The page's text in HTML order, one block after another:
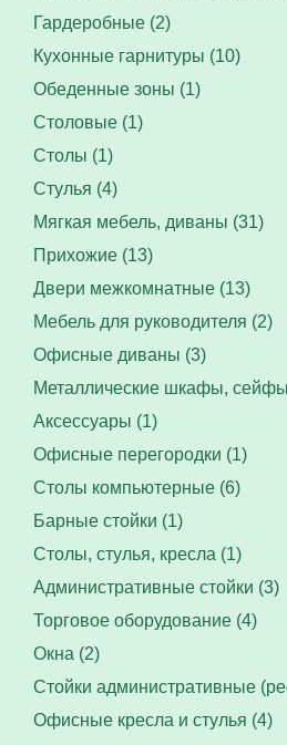
Гардеробные (2)
Кухонные гарнитуры (10)
Обеденные зоны (1)
Столовые (1)
Столы (1)
Стулья (4)
Мягкая мебель, диваны (31)
Прихожие (13)
Двери межкомнатные (13)
Мебель для руководителя (2)
Офисные диваны (3)
Металлические шкафы,
Аксессуары (1)
Офисные перегородки (1)
Столы компьютерные (6)
Барные стойки (1)
Столы, стулья, кресла (1)
Административные стойки (3)
Торговое оборудование (4)
Окна (2)
Стойки административные
Офисные кресла и стулья (4)